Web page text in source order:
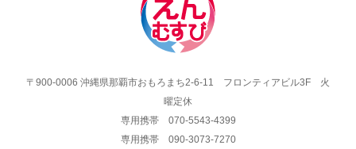
〒900-0006 沖縄県那覇市おもろまち2-6-11 フロンティアビル3F 火
曜定休
専用携帯 070-5543-4399
専用携帯 090-3073-7270